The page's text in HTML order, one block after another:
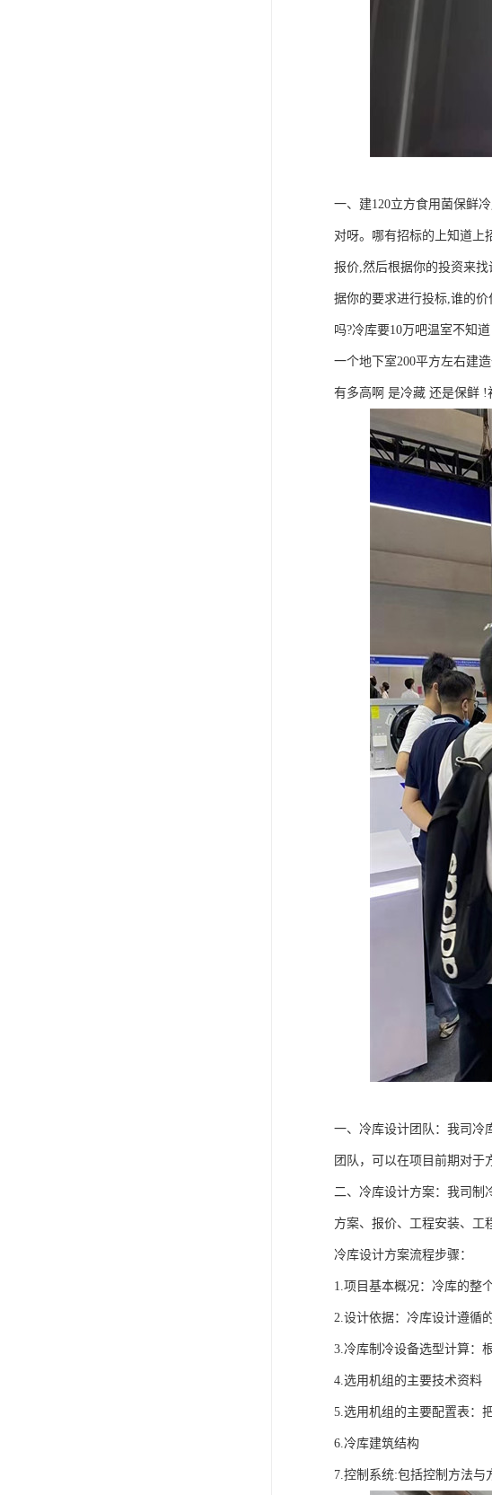
一、建120立方食用菌保鲜
对呀。哪有招标的上知道上
报价,然后根据你的投资来
据你的要求进行投标,谁的
吗?冷库要10万吧温室不知
一个地下室200平方左右建
有多高啊 是冷藏 还是保鲜 !
一、冷库设计团队：我司冷
团队，可以在项目前期对于
二、冷库设计方案：我司制
方案、报价、工程安装、工
冷库设计方案流程步骤：
1.项目基本概况：冷库的整
2.设计依据：冷库设计遵循
3.冷库制冷设备选型计算：
4.选用机组的主要技术资料
5.选用机组的主要配置表：
6.冷库建筑结构
7.控制系统:包括控制方法与